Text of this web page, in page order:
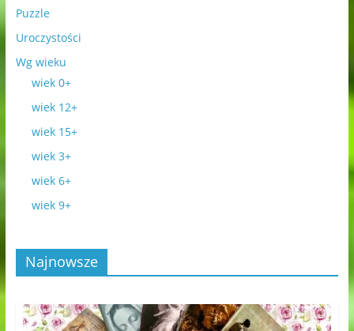
Puzzle
Uroczystości
Wg wieku
wiek 0+
wiek 12+
wiek 15+
wiek 3+
wiek 6+
wiek 9+
Najnowsze